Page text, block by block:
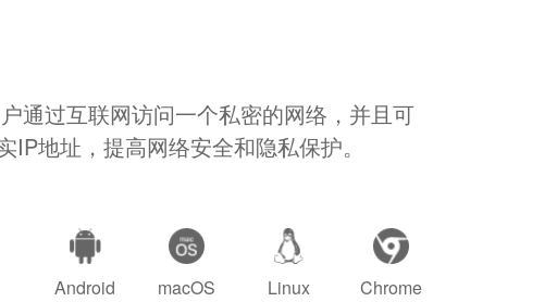
通过互联网访问一个私密的网络，并且可
IP地址，提高网络安全和隐私保护。
Android macOS Linux Chrome